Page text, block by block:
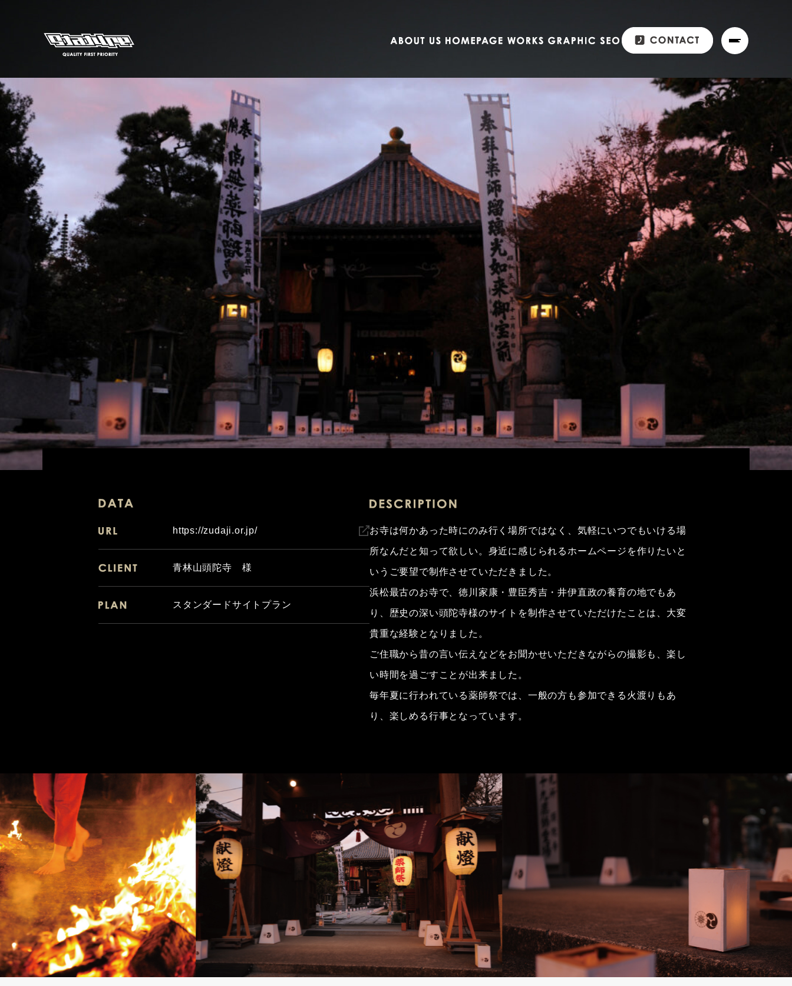
https://zudaji.or.jp/
青林山頭陀寺 様
スタンダードサイトプラン
お寺は何かあった時にのみ行く場所ではなく、気軽にいつでもいける場
所なんだと知って欲しい。身近に感じられるホームページを作りたいと
いうご要望で制作させていただきました。
浜松最古のお寺で、徳川家康・豊臣秀吉・井伊直政の養育の地でもあ
り、歴史の深い頭陀寺様のサイトを制作させていただけたことは、大変
貴重な経験となりました。
ご住職から昔の言い伝えなどをお聞かせいただきながらの撮影も、楽し
い時間を過ごすことが出来ました。
毎年夏に行われている薬師祭では、一般の方も参加できる火渡りもあ
り、楽しめる行事となっています。